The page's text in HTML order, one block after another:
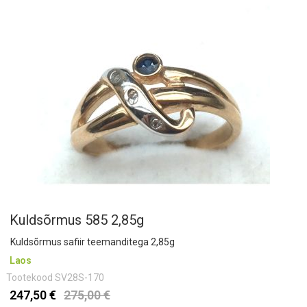
Kuldsõrmus 585 2,85g
Kuldsõrmus safiir teemanditega 2,85g
Laos
Tootekood SV28S-170
247,50 € 275,00 €